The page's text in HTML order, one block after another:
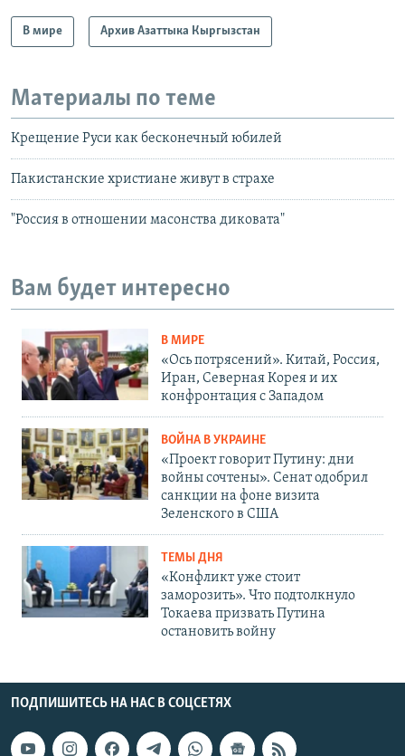
В мире Архив Азаттыка Кыргызстан
Материалы по теме
Крещение Руси как бесконечный юбилей
Пакистанские христиане живут в страхе
"Россия в отношении масонства диковата"
Вам будет интересно
В МИРЕ
«Ось потрясений». Китай, Россия,
Иран, Северная Корея и их
конфронтация с Западом
ВОЙНА В УКРАИНЕ
«Проект говорит Путину: дни
войны сочтены». Сенат одобрил
санкции на фоне визита
Зеленского в США
ТЕМЫ ДНЯ
«Конфликт уже стоит
заморозить». Что подтолкнуло
Токаева призвать Путина
остановить войну
ПОДПИШИТЕСЬ НА НАС В СОЦСЕТЯХ